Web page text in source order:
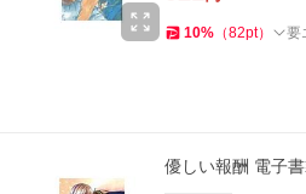
10% （82pt） 要
優しい報酬 電子